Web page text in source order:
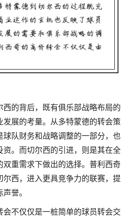
的背后，既有俱乐部战略布局的
展的考量。从多特蒙德的转会策
队财务和战略调整的一部分，也
。而切尔西的引进，则是其在全
重需求下做出的选择。普利西奇
西，进入更具竞争力的联赛，提
誉。
不仅仅是一桩简单的球员转会交